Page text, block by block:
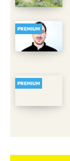
PREMIUM
PREMIUM